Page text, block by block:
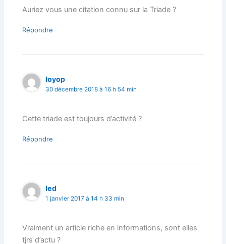
Auriez vous une citation connu sur la Triade ?
Répondre
loyop
30 décembre 2018 à 16 h 54 min
Cette triade est toujours d’activité ?
Répondre
led
1 janvier 2017 à 14 h 33 min
Vraiment un article riche en informations, sont elles
tjrs d’actu ?